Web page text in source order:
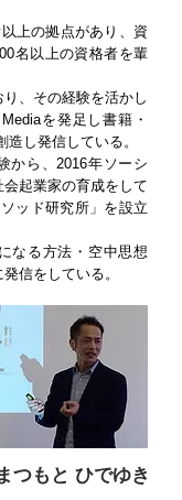
上の拠点があり、資
名以上の資格者を輩
、その経験を活かし
を発足し書籍・
し発信している。
から、2016年ソーシ
起業家の育成をして
ッド研究所」を設立
なる方法・空中思想
信をしている。
つもと ひでゆき